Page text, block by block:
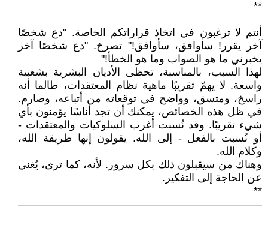
**
أنتم لا ترغبون في اتخاذ قراراتكم الخاصة. "دع شخصًا
آخر يقرر! سأوافق، سأوافق!" تصرخ. "دع شخصًا آخر
يخبرني ما هو الصواب وما هو الخطأ!"
لهذا السبب، بالمناسبة، تحظى الأديان البشرية بشعبية
واسعة. لا يهمّ تقريبًا ماهية نظام المعتقدات، طالما أنه
راسخ، ومتسق، وواضح في توقعاته من أتباعه، وصارم.
في ظل هذه الخصائص، يمكنك أن تجد أناسًا يؤمنون بأي
شيء تقريبًا. وقد نُسبت أغرب السلوكيات والمعتقدات -
أو نُسبت بالفعل - إلى الله. يقولون إنها طريقة الله،
وكلام الله.
وهناك من سيقبلون ذلك بكل سرور. لأنه، كما ترى، يُغني
عن الحاجة إلى التفكير.
**